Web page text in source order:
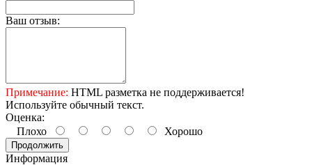
Ваш отзыв:
Примечание: HTML разметка не поддерживается!
Используйте обычный текст.
Оценка:
Плохо
Хорошо
Продолжить
Информация